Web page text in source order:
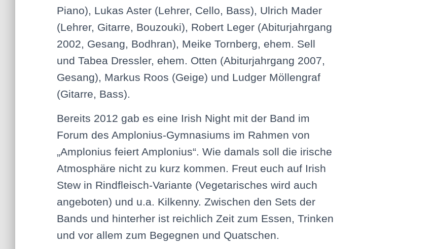
Piano), Lukas Aster (Lehrer, Cello, Bass), Ulrich Mader
(Lehrer, Gitarre, Bouzouki), Robert Leger (Abiturjahrgang
2002, Gesang, Bodhran), Meike Tornberg, ehem. Sell
und Tabea Dressler, ehem. Otten (Abiturjahrgang 2007,
Gesang), Markus Roos (Geige) und Ludger Möllengraf
(Gitarre, Bass).
Bereits 2012 gab es eine Irish Night mit der Band im
Forum des Amplonius-Gymnasiums im Rahmen von
„Amplonius feiert Amplonius“. Wie damals soll die irische
Atmosphäre nicht zu kurz kommen. Freut euch auf Irish
Stew in Rindfleisch-Variante (Vegetarisches wird auch
angeboten) und u.a. Kilkenny. Zwischen den Sets der
Bands und hinterher ist reichlich Zeit zum Essen, Trinken
und vor allem zum Begegnen und Quatschen.